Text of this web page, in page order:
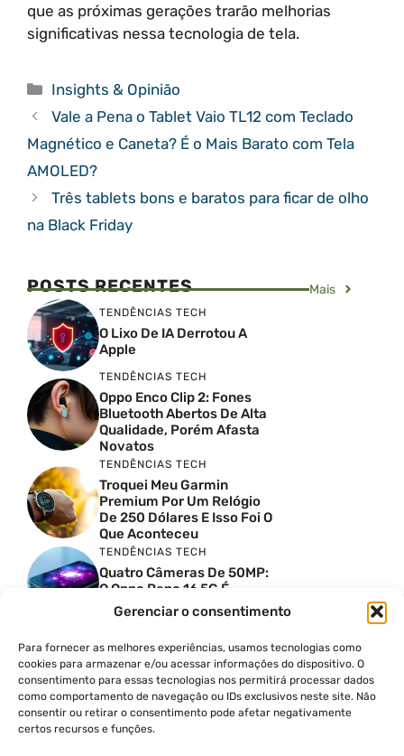
Gerenciar o consentimento
Para fornecer as melhores experiências, usamos tecnologias como
cookies para armazenar e/ou acessar informações do dispositivo. O
consentimento para essas tecnologias nos permitirá processar dados
como comportamento de navegação ou IDs exclusivos neste site. Não
consentir ou retirar o consentimento pode afetar negativamente
certos recursos e funções.
que as próximas gerações trarão melhorias
significativas nessa tecnologia de tela.
Categorias
Insights & Opinião
Vale a Pena o Tablet Vaio TL12 com Teclado
Magnético e Caneta? É o Mais Barato com Tela
AMOLED?
Três tablets bons e baratos para ficar de olho
na Black Friday
POSTS RECENTES Mais
TENDÊNCIAS TECH
O Lixo De IA Derrotou A
Apple
TENDÊNCIAS TECH
Oppo Enco Clip 2: Fones
Bluetooth Abertos De Alta
Qualidade, Porém Afasta
Novatos
TENDÊNCIAS TECH
Troquei Meu Garmin
Premium Por Um Relógio
De 250 Dólares E Isso Foi O
Que Aconteceu
TENDÊNCIAS TECH
Quatro Câmeras De 50MP:
O Oppo Reno 16 5G É
Absurdo
Comparativo De
Especificações Entre O
Vivo X300 Ultra E O
Samsung Galaxy S26 Ultra
PRODUTIVIDADE DIGITAL
Como Criar Carrossel No